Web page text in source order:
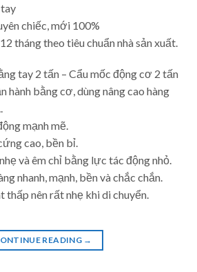
chiếc, mới 100%
tháng theo tiêu chuẩn nhà sản xuất.
tay 2 tấn – Cẩu mốc động cơ 2 tấn
hành bằng cơ, dùng nâng cao hàng
mạnh mẽ.
cao, bền bỉ.
và êm chỉ bằng lực tác động nhỏ.
nhanh, mạnh, bền và chắc chắn.
thấp nên rất nhẹ khi di chuyển.
READING →